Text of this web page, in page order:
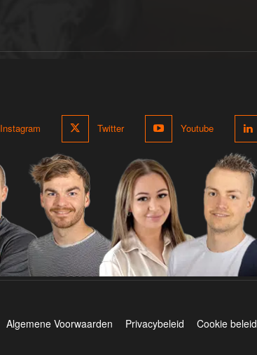
Instagram Twitter Youtube
Algemene Voorwaarden Privacybeleid Cookie beleid